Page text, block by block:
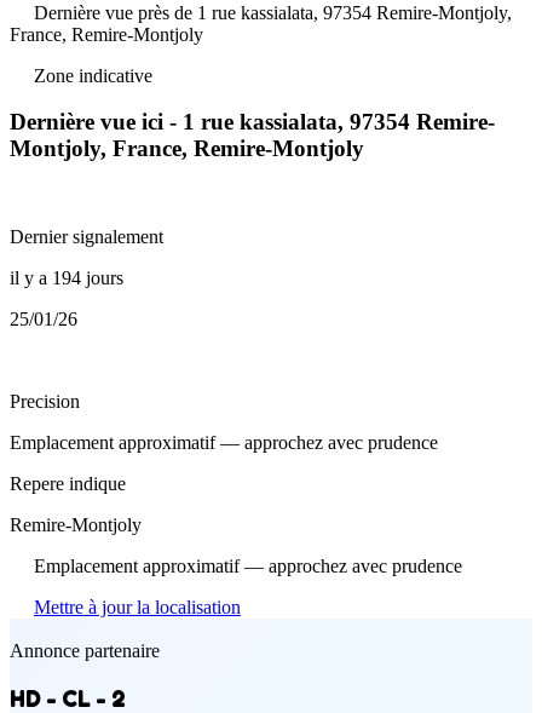
Dernière vue près de 1 rue kassialata, 97354 Remire-Montjoly,
France, Remire-Montjoly
Zone indicative
Dernière vue ici - 1 rue kassialata, 97354 Remire-
Montjoly, France, Remire-Montjoly
Dernier signalement
il y a 194 jours
25/01/26
Precision
Emplacement approximatif — approchez avec prudence
Repere indique
Remire-Montjoly
Emplacement approximatif — approchez avec prudence
Mettre à jour la localisation
Annonce partenaire
HD - CL - 2